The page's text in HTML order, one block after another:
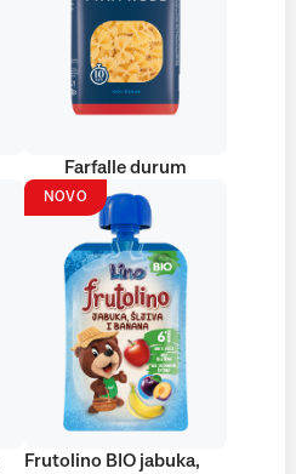
Farfalle durum
NOVO
Frutolino BIO jabuka,